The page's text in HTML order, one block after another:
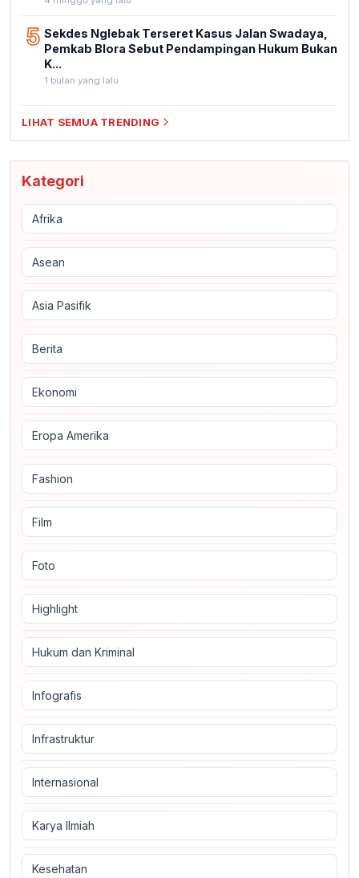
5 Sekdes Nglebak Terseret Kasus Jalan Swadaya,
Pemkab Blora Sebut Pendampingan Hukum Bukan
K...
1 bulan yang lalu
LIHAT SEMUA TRENDING
Kategori
Afrika
Asean
Asia Pasifik
Berita
Ekonomi
Eropa Amerika
Fashion
Film
Foto
Highlight
Hukum dan Kriminal
Infografis
Infrastruktur
Internasional
Karya Ilmiah
Kesehatan